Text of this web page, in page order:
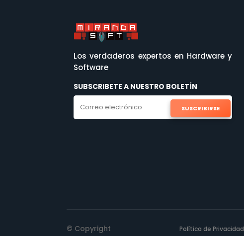
Los verdaderos expertos en Hardware y
Software
SUBSCRIBETE A NUESTRO BOLETÍN
SUSCRIBIRSE
© Copyright
Política de Privacidad